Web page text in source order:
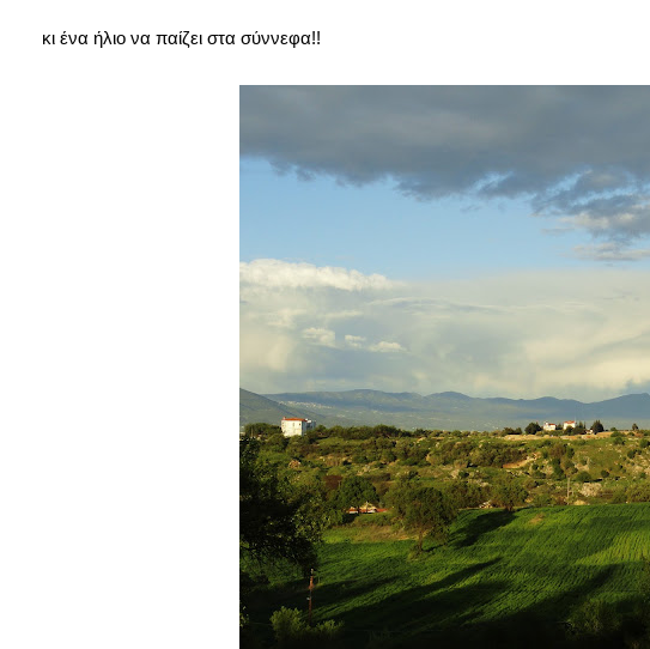
κι ένα ήλιο να παίζει στα σύννεφα!!